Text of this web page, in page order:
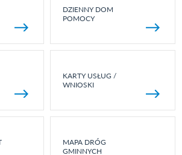
DZIENNY DOM
POMOCY
KARTY USŁUG /
WNIOSKI
MAPA DRÓG
GMINNYCH